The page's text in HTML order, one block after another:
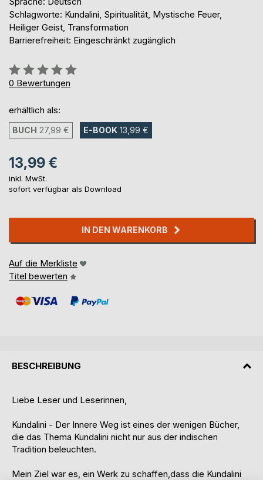
Schlagworte: Kundalini, Spiritualität, Mystische Feuer,
Heiliger Geist, Transformation
Barrierefreiheit: Eingeschränkt zugänglich
Bewertung::
0%
0 Bewertungen
erhältlich als:
BUCH 27,99 € E-BOOK 13,99 €
13,99 €
inkl. MwSt.
sofort verfügbar als Download
IN DEN WARENKORB
Auf die Merkliste
Titel bewerten
BESCHREIBUNG
Liebe Leser und Leserinnen,
Kundalini - Der Innere Weg ist eines der wenigen Bücher,
die das Thema Kundalini nicht nur aus der indischen
Tradition beleuchten.
Mein Ziel war es, ein Werk zu schaffen,dass die Kundalini